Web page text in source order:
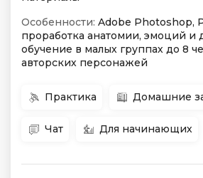
Особенности: Adobe Photoshop,
проработка анатомии, эмоций и
обучение в малых группах до 8
авторских персонажей
Практика Домашние
Чат Для начинающих